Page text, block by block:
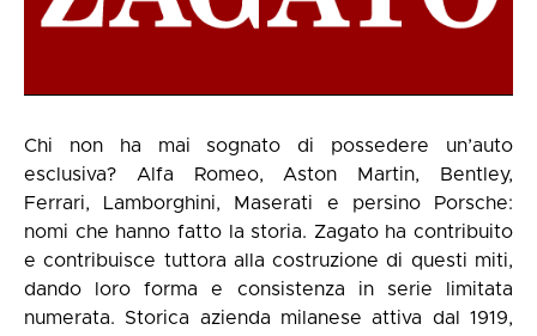
Chi non ha mai sognato di possedere un’auto
esclusiva? Alfa Romeo, Aston Martin, Bentley,
Ferrari, Lamborghini, Maserati e persino Porsche:
nomi che hanno fatto la storia. Zagato ha contribuito
e contribuisce tuttora alla costruzione di questi miti,
dando loro forma e consistenza in serie limitata
numerata. Storica azienda milanese attiva dal 1919,